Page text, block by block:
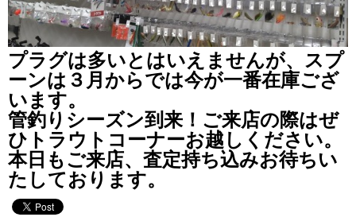
プラグは多いとはいえませんが、スプ
ーンは３月からでは今が一番在庫ござ
います。
管釣りシーズン到来！ご来店の際はぜ
ひトラウトコーナーお越しください。
本日もご来店、査定持ち込みお待ちい
たしております。